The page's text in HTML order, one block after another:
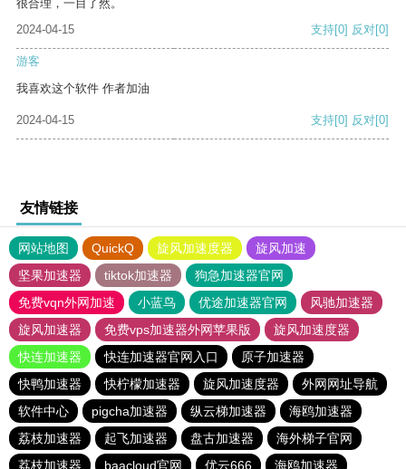
很合理，一目了然。
2024-04-15
支持[0] 反对[0]
游客
我喜欢这个软件 作者加油
2024-04-15 支持[0] 反对[0]
友情链接
网站地图 QuickQ 旋风加速度器
旋风加速
坚果加速器
tiktok加速器
狗急加速器官网
免费vqn外网加速
小蓝鸟 优途加速器官网
风驰加速器
旋风加速器
免费vps加速器外网苹果版
旋风加速度器
快连加速器
快连加速器官网入口
原子加速器
快鸭加速器
快柠檬加速器 旋风加速度器
外网网址导航
软件中心
pigcha加速器 纵云梯加速器
海鸥加速器
荔枝加速器
起飞加速器 盘古加速器
海外梯子官网
荔枝加速器
baacloud官网 优云666 海鸥加速器